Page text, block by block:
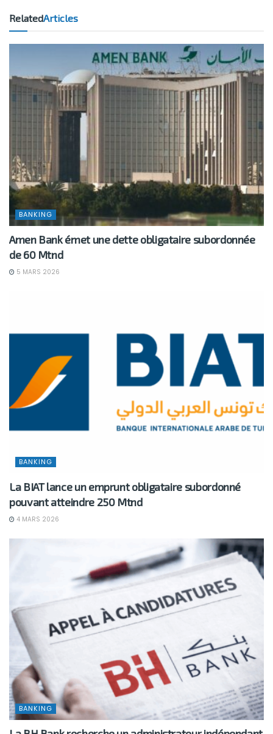
RelatedArticles
BANKING
Amen Bank émet une dette obligataire subordonnée
de 60 Mtnd
5 MARS 2026
BANKING
La BIAT lance un emprunt obligataire subordonné
pouvant atteindre 250 Mtnd
4 MARS 2026
BANKING